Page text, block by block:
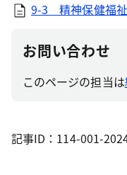
9-3 精神保健福祉
お問い合わせ
このページの担当は
記事ID：114-001-